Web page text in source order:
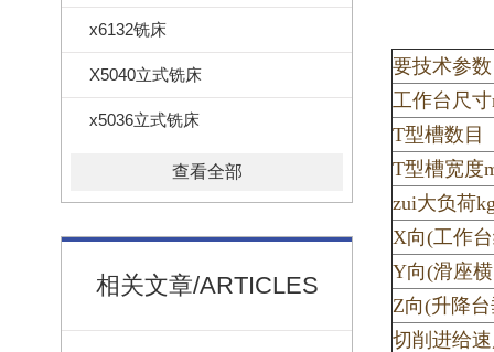
x6132铣床
X5040立式铣床
x5036立式铣床
查看全部
相关文章/ARTICLES
要技术参数
工作台尺
T型槽数目
T型槽宽度
zui大负荷
X向(工作
Y向(滑座
Z向(升降
切削进给